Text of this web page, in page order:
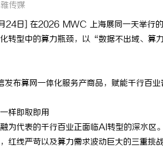
传媒
24日 在2026 MWC 上海展同一天举行
转型中的算力瓶颈，以“数据不出域、算
发布算网一体化服务产商品，赋能千行百
样即取即用
为代表的千行百业正面临AI转型的深水区
红线严苛以及算力需求波动巨大的三重挑